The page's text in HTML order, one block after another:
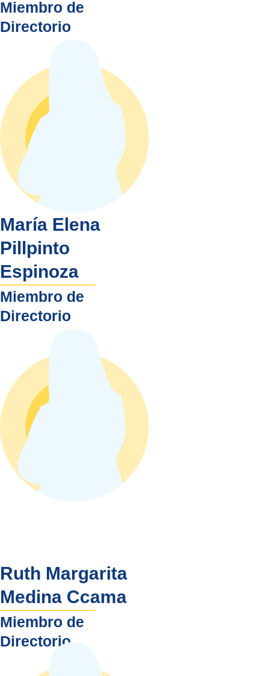
Miembro de
Directorio
María Elena
Pillpinto
Espinoza
Miembro de
Directorio
Ruth Margarita
Medina Ccama
Miembro de
Directorio